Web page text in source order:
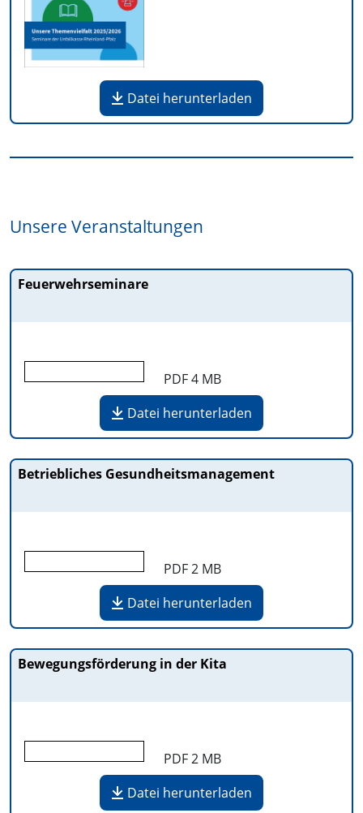
Datei herunterladen
Unsere Veranstaltungen
Feuerwehrseminare
PDF4 MB
Datei herunterladen
Betriebliches Gesundheitsmanagement
PDF2 MB
Datei herunterladen
Bewegungsförderung in der Kita
PDF2 MB
Datei herunterladen